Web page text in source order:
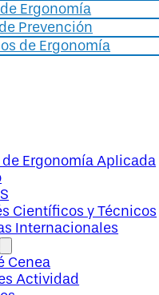
Ergonomía
Prevención
de Ergonomía
de Ergonomía Aplicada
Científicos y Técnicos
Internacionales
Cenea
Actividad